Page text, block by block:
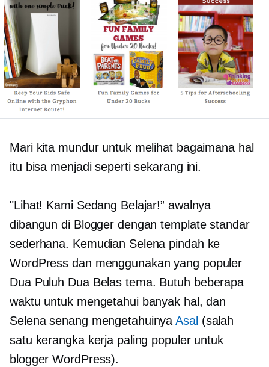
Mari kita mundur untuk melihat bagaimana hal
itu bisa menjadi seperti sekarang ini.
"Lihat! Kami Sedang Belajar!” awalnya
dibangun di Blogger dengan template standar
sederhana. Kemudian Selena pindah ke
WordPress dan menggunakan yang populer
Dua Puluh Dua Belas tema. Butuh beberapa
waktu untuk mengetahui banyak hal, dan
Selena senang mengetahuinyaAsal (salah
satu kerangka kerja paling populer untuk
blogger WordPress).